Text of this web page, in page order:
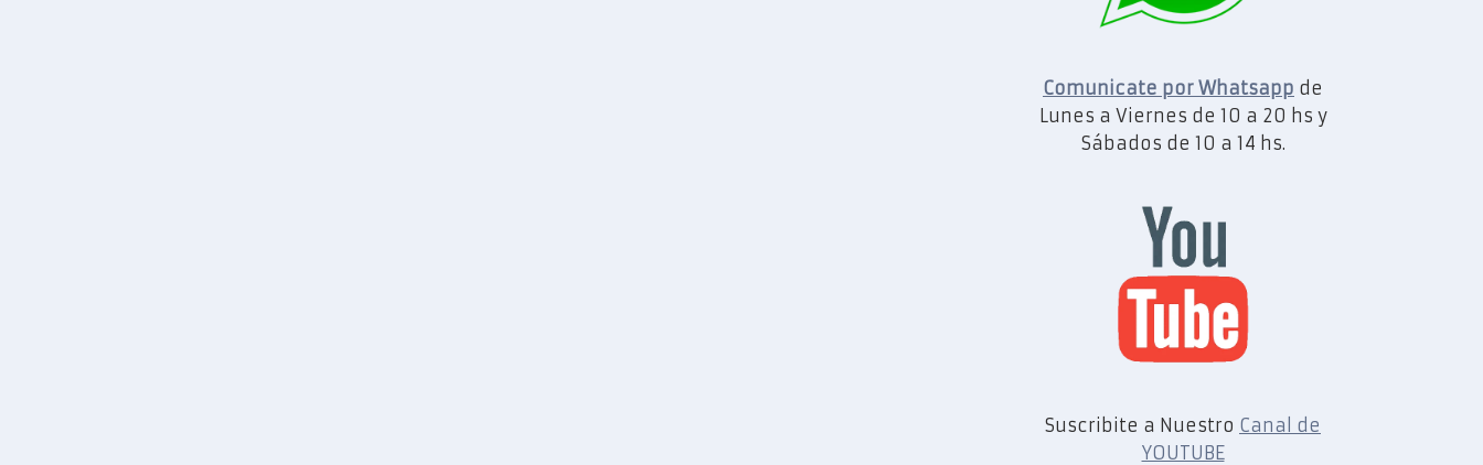
Comunicate por Whatsapp de
Lunes a Viernes de 10 a 20 hs y
Sábados de 10 a 14 hs.
Suscribite a Nuestro Canal de
YOUTUBE